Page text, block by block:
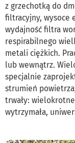
z grzechotką do
filtracyjny, wysoce
wydajność filtra
respirabilnego
metali ciężkich.
lub wewnątrz.
specjalnie
strumień
trwały:
wytrzymała,